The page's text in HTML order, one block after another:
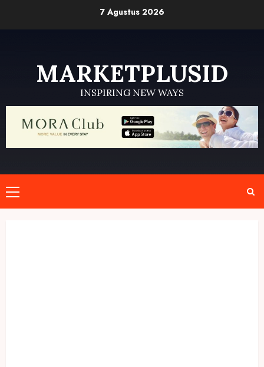
7 Agustus 2026
MARKETPLUSID
INSPIRING NEW WAYS
Primary
Menu